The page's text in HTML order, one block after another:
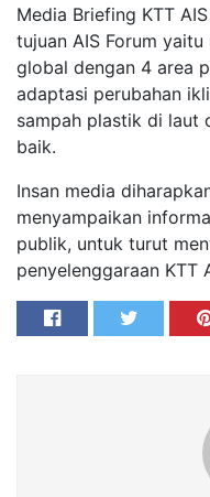
Media Briefing KTT
tujuan AIS Forum
global dengan 4 area
adaptasi perubahan
sampah plastik di laut
baik.
Insan media
menyampaikan
publik, untuk turut
penyelenggaraan KTT